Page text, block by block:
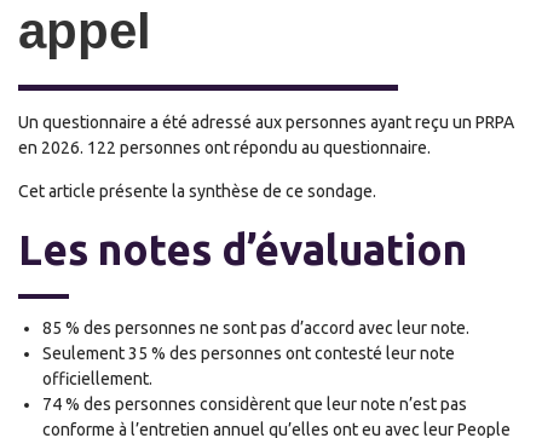
appel
Un questionnaire a été adressé aux personnes ayant reçu un PRPA
en 2026. 122 personnes ont répondu au questionnaire.
Cet article présente la synthèse de ce sondage.
Les notes d’évaluation
85 % des personnes ne sont pas d’accord avec leur note.
Seulement 35 % des personnes ont contesté leur note
officiellement.
74 % des personnes considèrentque leur note n’est pas
conforme à l’entretien annuel qu’elles ont eu avec leur People